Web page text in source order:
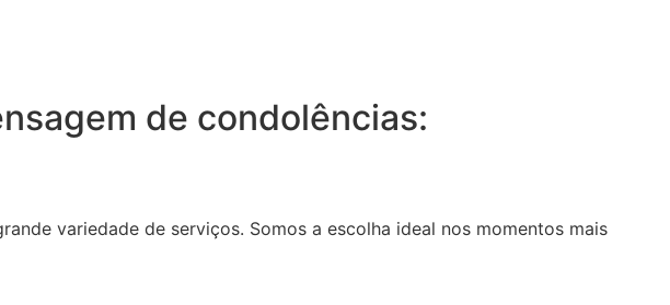
de condolências:
variedade de serviços. Somos a escolha ideal nos momentos mais